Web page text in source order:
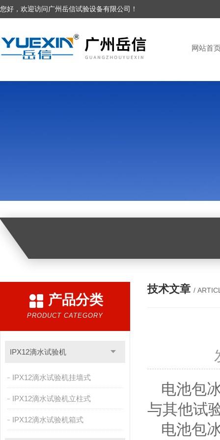
您好，欢迎访问广州岳信试验设备有限公司！
网站首
产品分类
PRODUCT CATEGORY
IPX12滴水试验机
IPX12滴水试验机挂墙式
IPX12滴水试验机立柱式
IPX12滴水试验机箱式
技术文章 /
电池包
与其他试
电池包